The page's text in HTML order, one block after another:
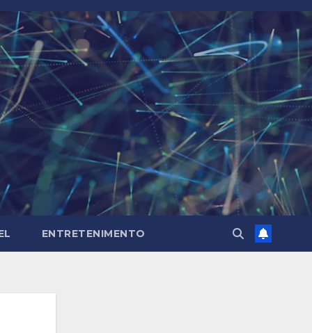
ENTRETENIMENTO